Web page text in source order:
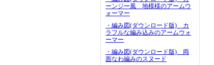
ーンジー風 地模様のアームウ
ォーマー
・編み図(ダウンロード版) カ
ラフルな編み込みのアームウォ
ーマー
・編み図(ダウンロード版) 両
面なわ編みのスヌード